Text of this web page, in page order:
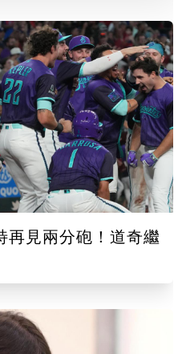
再見兩分砲！道奇繼